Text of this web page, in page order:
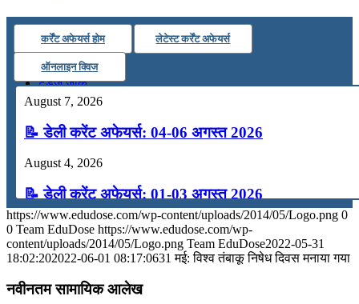
मॉक टेस्ट
टुडेज जीके
Menu Menu
कर्रेंट अफेयर्स होम लेटेस्ट कर्रेंट अफेयर्स
ऑनलाइन क्विज
August 7, 2026
📝 डेली करेंट अफेयर्स: 04-06 अगस्त 2026
August 4, 2026
📝 डेली करेंट अफेयर्स: 01-03 अगस्त 2026
July 31, 2026
📝 डेली करेंट अफेयर्स: 28-31 जुलाई 2026
July 28, 2026
https://www.edudose.com/wp-content/uploads/2014/05/Logo.png 0
0 Team EduDose https://www.edudose.com/wp-
content/uploads/2014/05/Logo.png Team EduDose2022-05-31
18:02:202022-06-01 08:17:0631 मई: विश्व तंबाकू निषेध दिवस मनाया गया
नवीनतम सामायिक आलेख